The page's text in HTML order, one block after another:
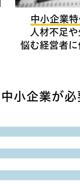
中小企業
人材不足
悩む経営者
中小企業が